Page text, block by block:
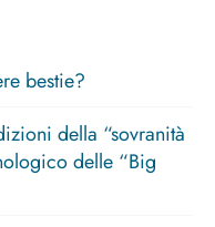
bestie?
della “sovranità
delle “Big